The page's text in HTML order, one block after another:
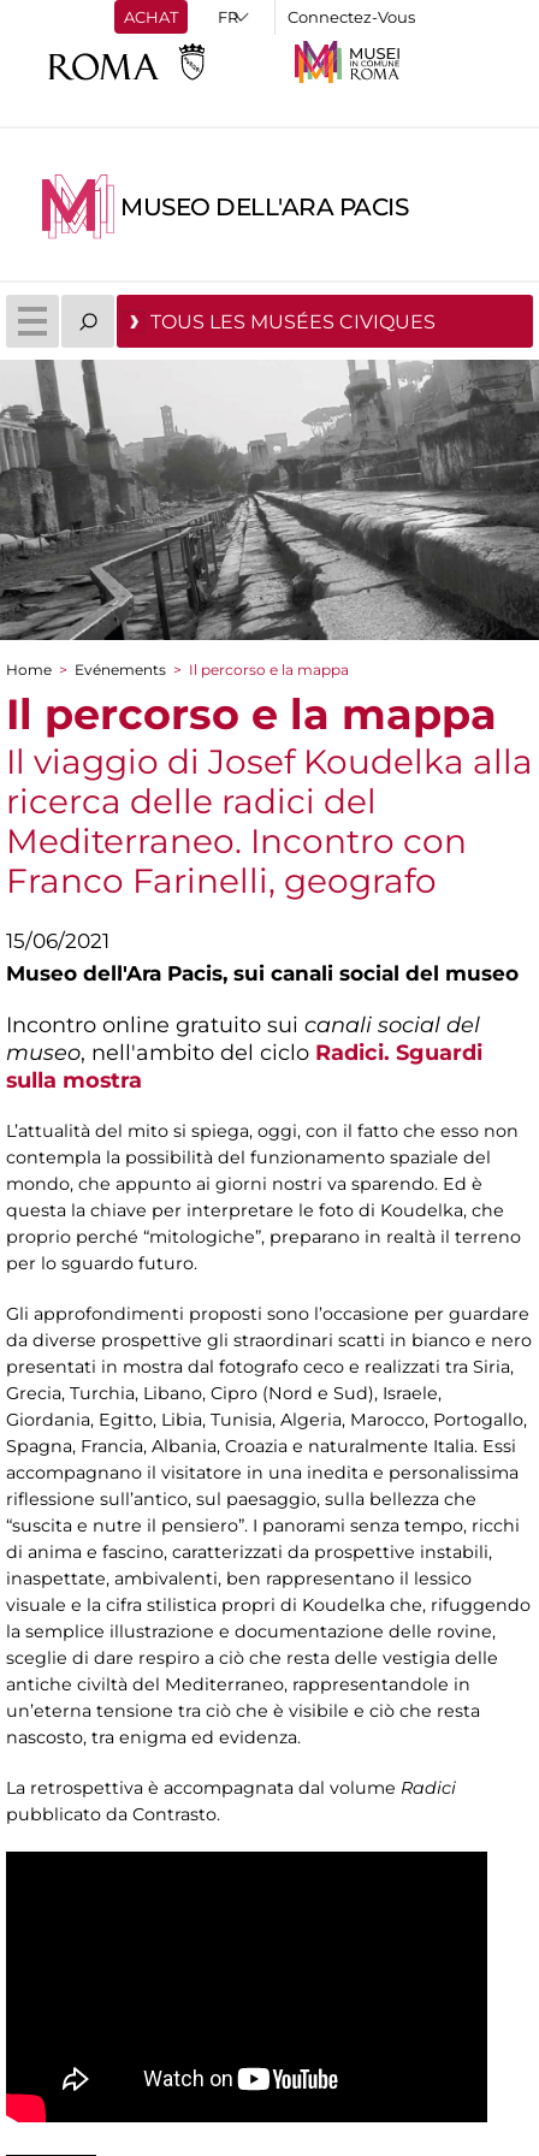
ACHAT Connectez-Vous
MUSEO DELL'ARA PACIS
TOUS LES MUSÉES CIVIQUES
You are here
Home > Evénements > Il percorso e la mappa
Il percorso e la mappa
Il viaggio di Josef Koudelka alla
ricerca delle radici del
Mediterraneo. Incontro con
Franco Farinelli, geografo
15/06/2021
Museo dell'Ara Pacis, sui canali social del museo
Incontro online gratuito sui canali social del
museo, nell'ambito del ciclo Radici. Sguardi
sulla mostra
L’attualità del mito si spiega, oggi, con il fatto che esso non
contempla la possibilità del funzionamento spaziale del
mondo, che appunto ai giorni nostri va sparendo. Ed è
questa la chiave per interpretare le foto di Koudelka, che
proprio perché “mitologiche”, preparano in realtà il terreno
per lo sguardo futuro.
Gli approfondimenti proposti sono l’occasione per guardare
da diverse prospettive gli straordinari scatti in bianco e nero
presentati in mostra dal fotografo ceco e realizzati tra Siria,
Grecia, Turchia, Libano, Cipro (Nord e Sud), Israele,
Giordania, Egitto, Libia, Tunisia, Algeria, Marocco, Portogallo,
Spagna, Francia, Albania, Croazia e naturalmente Italia. Essi
accompagnano il visitatore in una inedita e personalissima
riflessione sull’antico, sul paesaggio, sulla bellezza che
“suscita e nutre il pensiero”. I panorami senza tempo, ricchi
di anima e fascino, caratterizzati da prospettive instabili,
inaspettate, ambivalenti, ben rappresentano il lessico
visuale e la cifra stilistica propri di Koudelka che, rifuggendo
la semplice illustrazione e documentazione delle rovine,
sceglie di dare respiro a ciò che resta delle vestigia delle
antiche civiltà del Mediterraneo, rappresentandole in
un’eterna tensione tra ciò che è visibile e ciò che resta
nascosto, tra enigma ed evidenza.
La retrospettiva è accompagnata dal volume Radici
pubblicato da Contrasto.